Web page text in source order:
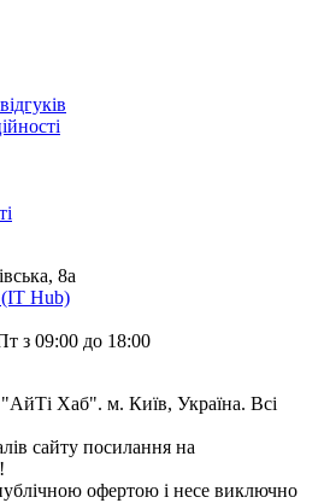
8а
Hub)
з 09:00 до 18:00
Хаб". м. Київ, Україна. Всі
сайту посилання на
офертою і несе виключно